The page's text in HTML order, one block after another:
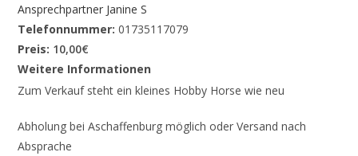
Ansprechpartner Janine S
Telefonnummer: 01735117079
Preis: 10,00€
Weitere Informationen
Zum Verkauf steht ein kleines Hobby Horse wie neu
Abholung bei Aschaffenburg möglich oder Versand nach
Absprache